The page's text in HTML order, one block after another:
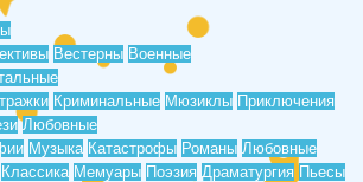
Вестерны Военные
Криминальные Мюзиклы Приключения
Любовные
Музыка Катастрофы Романы Любовные
Классика Мемуары Поэзия Драматургия Пьесы